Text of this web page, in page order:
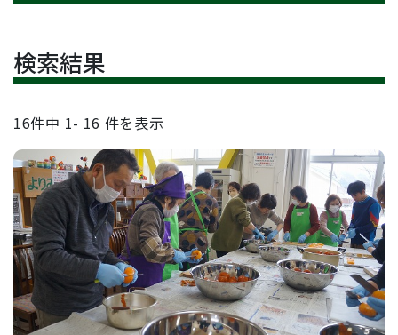
検索結果
16件中 1- 16 件を表示